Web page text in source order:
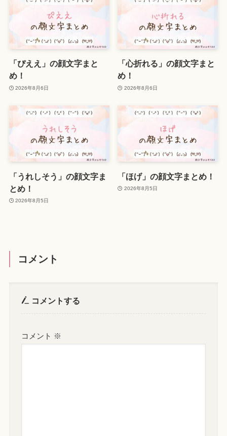
「ぴええ」の顔文字まと
め！
2026年8月6日
「心折れる」の顔文字まと
め！
2026年8月6日
「うれしそう」の顔文字ま
とめ！
2026年8月5日
「ほげ」の顔文字まとめ！
2026年8月5日
コメント
コメントする
コメント ※